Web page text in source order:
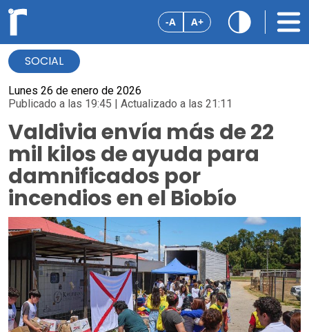
-A A+
SOCIAL
Lunes 26 de enero de 2026
Publicado a las 19:45 | Actualizado a las 21:11
Valdivia envía más de 22
mil kilos de ayuda para
damnificados por
incendios en el Biobío